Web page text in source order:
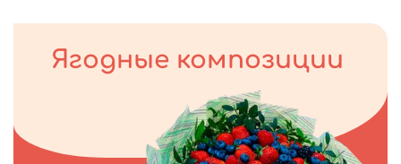
Ягодные композиции